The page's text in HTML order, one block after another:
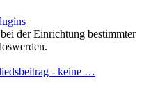
der Einrichtung bestimmter
- keine …